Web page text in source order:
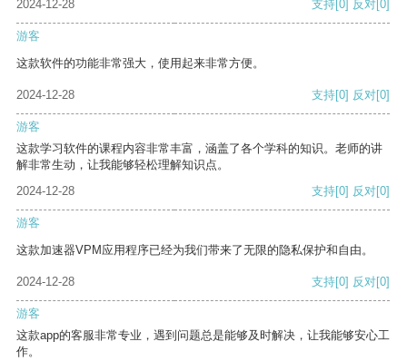
2024-12-28 支持[0] 反对[0]
游客
这款软件的功能非常强大，使用起来非常方便。
2024-12-28 支持[0] 反对[0]
游客
这款学习软件的课程内容非常丰富，涵盖了各个学科的知识。老师的讲
解非常生动，让我能够轻松理解知识点。
2024-12-28
支持[0] 反对[0]
游客
这款加速器VPM应用程序已经为我们带来了无限的隐私保护和自由。
2024-12-28 支持[0] 反对[0]
游客
这款app的客服非常专业，遇到问题总是能够及时解决，让我能够安心工
作。